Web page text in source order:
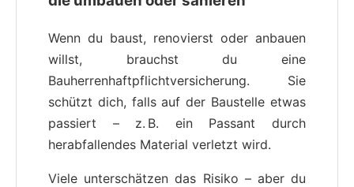
Wenn du baust, renovierst oder anbauen
willst, brauchst du eine
Bauherrenhaftpflichtversicherung. Sie
schützt dich, falls auf der Baustelle etwas
passiert – z. B. ein Passant durch
herabfallendes Material verletzt wird.
Viele unterschätzen das Risiko – aber du